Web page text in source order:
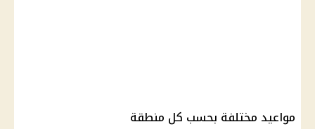
مواعيد مختلفة بحسب كل منطقة